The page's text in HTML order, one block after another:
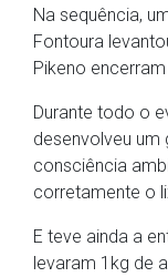
Na sequência,
Fontoura
Pikeno
Durante todo o
desenvolveu
consciência
corretamente o
E teve ainda a
levaram 1kg de